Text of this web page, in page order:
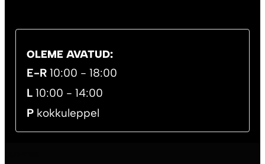
OLEME AVATUD:
E-R10:00 - 18:00
L10:00 - 14:00
Pkokkuleppel